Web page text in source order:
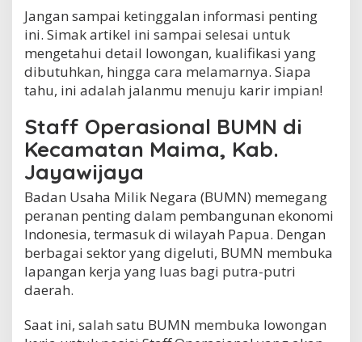
M
N
d
i
K
e
c
m
a
t
a
n
M
a
m
a
,
.
Jangan sampai ketinggalan informasi penting
ini. Simak artikel ini sampai selesai untuk
mengetahui detail lowongan, kualifikasi yang
dibutuhkan, hingga cara melamarnya. Siapa
tahu, ini adalah jalanmu menuju karir impian!
Staff Operasional BUMN di
Kecamatan Maima, Kab.
Jayawijaya
Badan Usaha Milik Negara (BUMN) memegang
peranan penting dalam pembangunan ekonomi
Indonesia, termasuk di wilayah Papua. Dengan
berbagai sektor yang digeluti, BUMN membuka
lapangan kerja yang luas bagi putra-putri
daerah.
Saat ini, salah satu BUMN membuka lowongan